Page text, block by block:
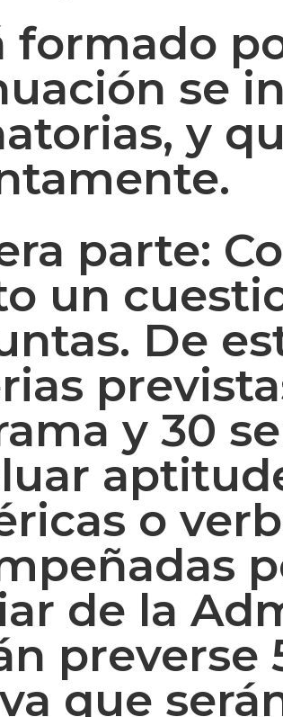
formado
se
y
parte:
un
De
y 30
o
de la
preverse
que